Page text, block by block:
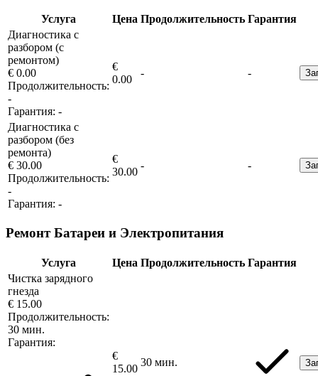
Услуга Цена Продолжительность Гарантия
Диагностика с
разбором (с
ремонтом)
€ 0.00
Продолжительность:
-
Гарантия: -
€
0.00
- -
Диагностика с
разбором (без
ремонта)
€ 30.00
Продолжительность:
-
Гарантия: -
€
30.00
- -
Ремонт Батареи и Электропитания
Услуга Цена Продолжительность Гарантия
Чистка зарядного
гнезда
€ 15.00
Продолжительность:
30 мин.
Гарантия:
€
15.00
30 мин.